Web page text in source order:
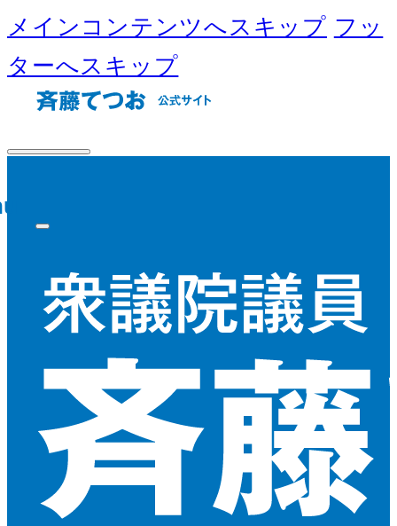
メインコンテンツへスキップ フッ
ターへスキップ